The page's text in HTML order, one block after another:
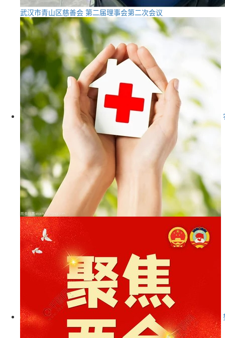
武汉市青山区慈善会 第二届理事会第二次会议